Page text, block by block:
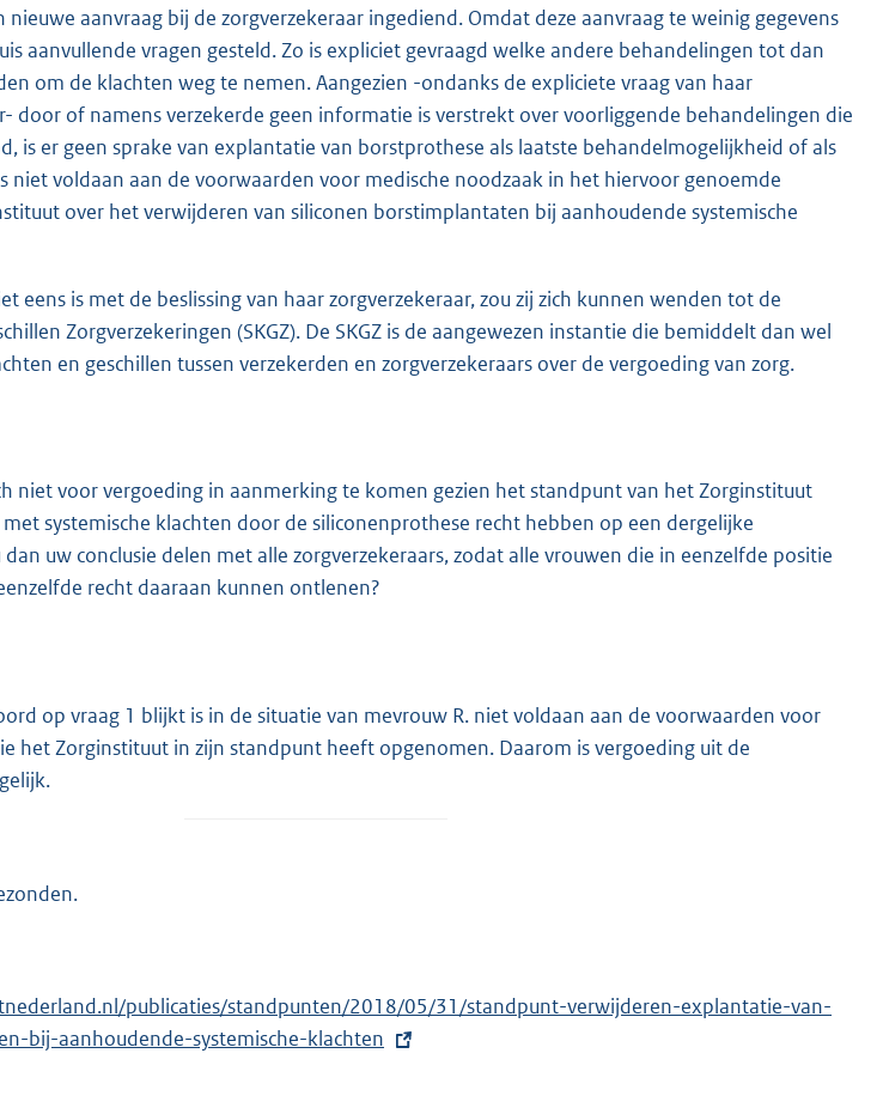
aanvraag bij de zorgverzekeraar ingediend. Omdat deze aanvraag te weinig gegevens
aanvullende vragen gesteld. Zo is expliciet gevraagd welke andere behandelingen tot dan
om de klachten weg te nemen. Aangezien -ondanks de expliciete vraag van haar
door of namens verzekerde geen informatie is verstrekt over voorliggende behandelingen die
is er geen sprake van explantatie van borstprothese als laatste behandelmogelijkheid of als
niet voldaan aan de voorwaarden voor medische noodzaak in het hiervoor genoemde
over het verwijderen van siliconen borstimplantaten bij aanhoudende systemische
eens is met de beslissing van haar zorgverzekeraar, zou zij zich kunnen wenden tot de
Zorgverzekeringen (SKGZ). De SKGZ is de aangewezen instantie die bemiddelt dan wel
en geschillen tussen verzekerden en zorgverzekeraars over de vergoeding van zorg.
niet voor vergoeding in aanmerking te komen gezien het standpunt van het Zorginstituut
systemische klachten door de siliconenprothese recht hebben op een dergelijke
uw conclusie delen met alle zorgverzekeraars, zodat alle vrouwen die in eenzelfde positie
recht daaraan kunnen ontlenen?
op vraag 1 blijkt is in de situatie van mevrouw R. niet voldaan aan de voorwaarden voor
het Zorginstituut in zijn standpunt heeft opgenomen. Daarom is vergoeding uit de
publicaties/standpunten/2018/05/31/standpunt-verwijderen-explantatie-van-
bij-aanhoudende-systemische-klachten